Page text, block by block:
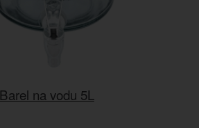
Barel na vodu 5L